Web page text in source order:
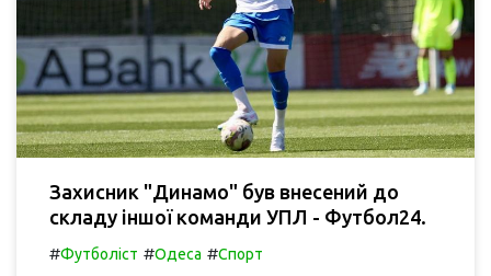
Захисник "Динамо" був внесений до
складу іншої команди УПЛ - Футбол24.
#Футболіст #Одеса #Спорт